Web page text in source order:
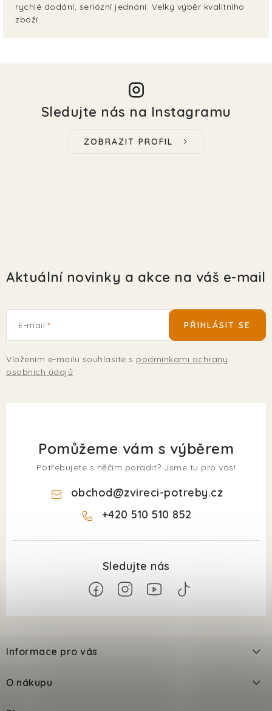
rychlé dodání, seriózní jednání. Velký výběr kvalitního
zboží.
Sledujte nás na Instagramu
ZOBRAZIT PROFIL
Aktuální novinky a akce na váš e-mail
E-mail
Vložením e-mailu souhlasíte s podmínkami ochrany
osobních údajů
PŘIHLÁSIT SE
Pomůžeme vám s výběrem
Potřebujete s něčím poradit? Jsme tu pro vás!
obchod@zvireci-potreby.cz
+420 510 510 852
p
a
Informace pro vás
O nákupu